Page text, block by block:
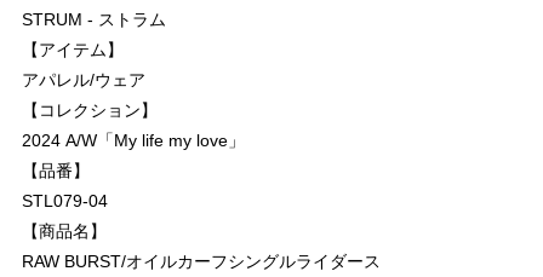
STRUM - ストラム
【アイテム】
アパレル/ウェア
【コレクション】
2024 A/W「My life my love」
【品番】
STL079-04
【商品名】
RAW BURST/オイルカーフシングルライダース